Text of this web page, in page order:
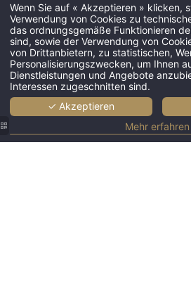
Wenn Sie auf « Akzeptieren » klicken,
Verwendung von Cookies zu
das ordnungsgemäße Funktionieren
sind, sowie der Verwendung von
von Drittanbietern, zu statistischen,
Personalisierungszwecken, um Ihnen
Dienstleistungen und Angebote
Interessen zugeschnitten sind.
✓ Akzeptieren
Mehr erfahren